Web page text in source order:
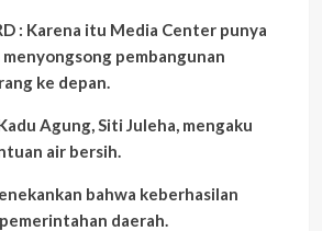
: Karena itu Media Center punya
pembangunan
ke depan.
Agung, Siti Juleha, mengaku
air bersih.
bahwa keberhasilan
daerah.